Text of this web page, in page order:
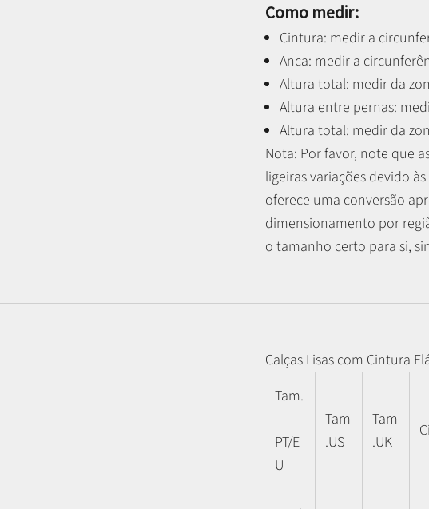
Como medir:
Cintura: medir a
Anca: medir a
Altura total: medir da
Altura entre pernas:
Altura total: medir da
Nota: Por favor, note que
ligeiras variações devido
oferece uma conversão
dimensionamento por
o tamanho certo para si,
Calças Lisas com Cintura
Tam.
PT/E
U
Tam
.US
Tam
.UK